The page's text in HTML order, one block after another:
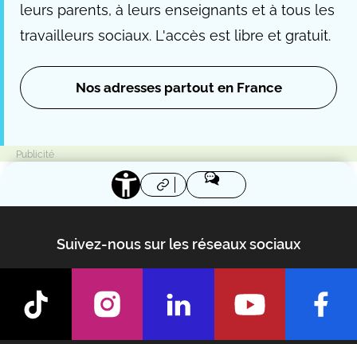
leurs parents, à leurs enseignants et à tous les
travailleurs sociaux. L'accès est libre et gratuit.
Nos adresses partout en France
Suivez-nous sur les réseaux sociaux